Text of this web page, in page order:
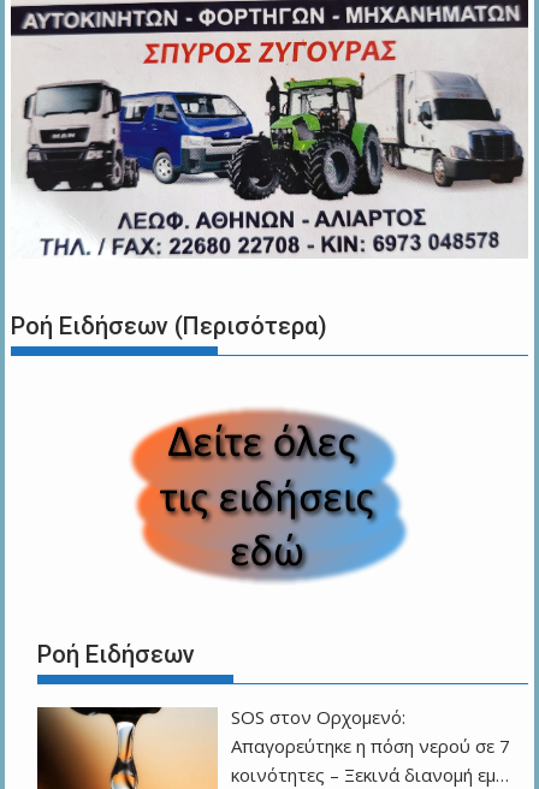
Ροή Ειδήσεων (Περισότερα)
Ροή Ειδήσεων
SOS στον Ορχομενό:
Απαγορεύτηκε η πόση νερού σε 7
κοινότητες – Ξεκινά διανομή εμ…